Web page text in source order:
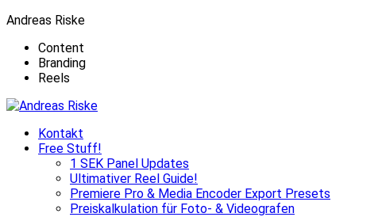
Andreas Riske
Content
Branding
Reels
Kontakt
Free Stuff!
1 SEK Panel Updates
Ultimativer Reel Guide!
Premiere Pro & Media Encoder Export Presets
Preiskalkulation für Foto- & Videografen